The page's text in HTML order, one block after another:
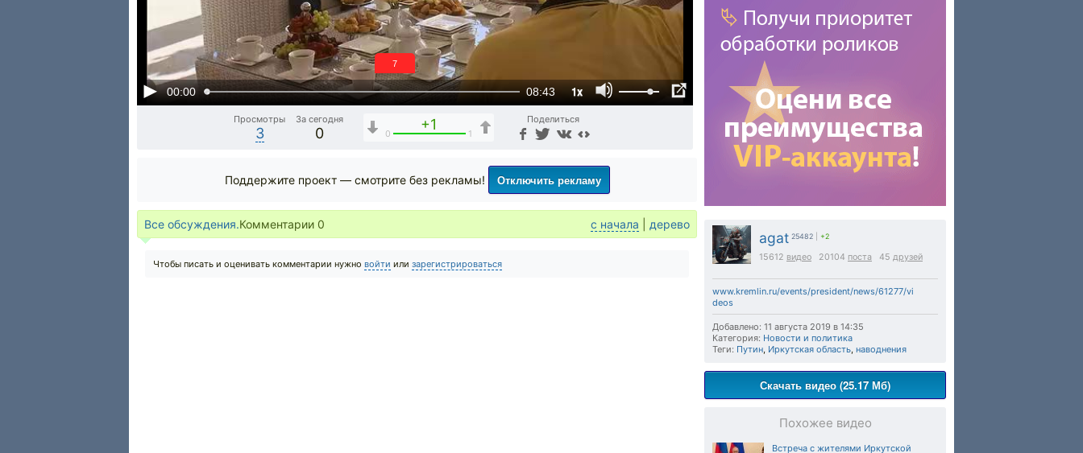
00:00 08:43 1x
6
Просмотры
3
За сегодня
0
+1
0 1
Поделиться
agat 25482 +2
15612 видео 20104 поста 45 друзей
www.kremlin.ru/events/president/news/61277/vi
deos
Добавлено: 11 августа 2019 в 14:35
Категория: Новости и политика
Теги: Путин, Иркутская область, наводнения
Скачать видео (25.17 Мб)
Похожее видео
Встреча с жителями Иркутской
Поддержите проект — смотрите без рекламы! Отключить рекламу
Все обсуждения.Комментарии 0 с начала дерево
Чтобы писать и оценивать комментарии нужно войти или зарегистрироваться